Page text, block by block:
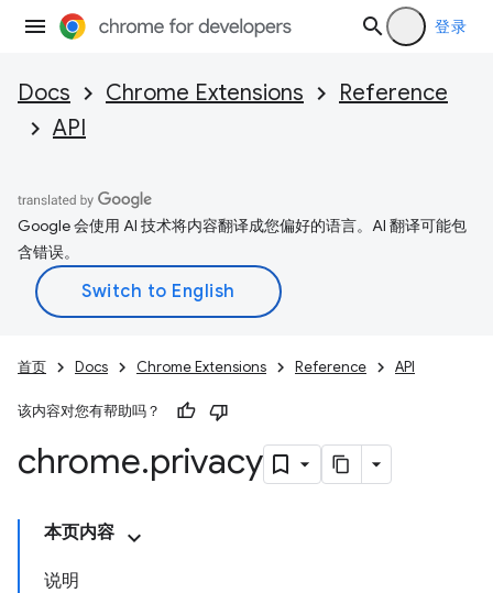
登录
Docs Chrome Extensions
Reference
API
Google 会使用 AI 技术将内容翻译成您偏好的语言。AI 翻译可能包
含错误。
首页 Docs Chrome Extensions Reference API
该内容对您有帮助吗？
chrome.privacy
本页内容
说明